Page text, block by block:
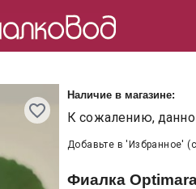
Наличие в магазине:
К сожалению,
Добавьте в 'Избранное'
Фиалка